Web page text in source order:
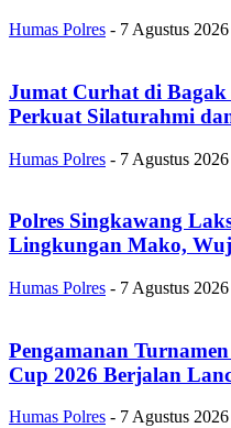
Humas Polres - 7 Agustus 2026
Jumat Curhat di Bagak
Perkuat Silaturahmi
Humas Polres - 7 Agustus 2026
Polres Singkawang
Lingkungan Mako,
Humas Polres - 7 Agustus 2026
Pengamanan
Cup 2026 Berjalan
Humas Polres - 7 Agustus 2026